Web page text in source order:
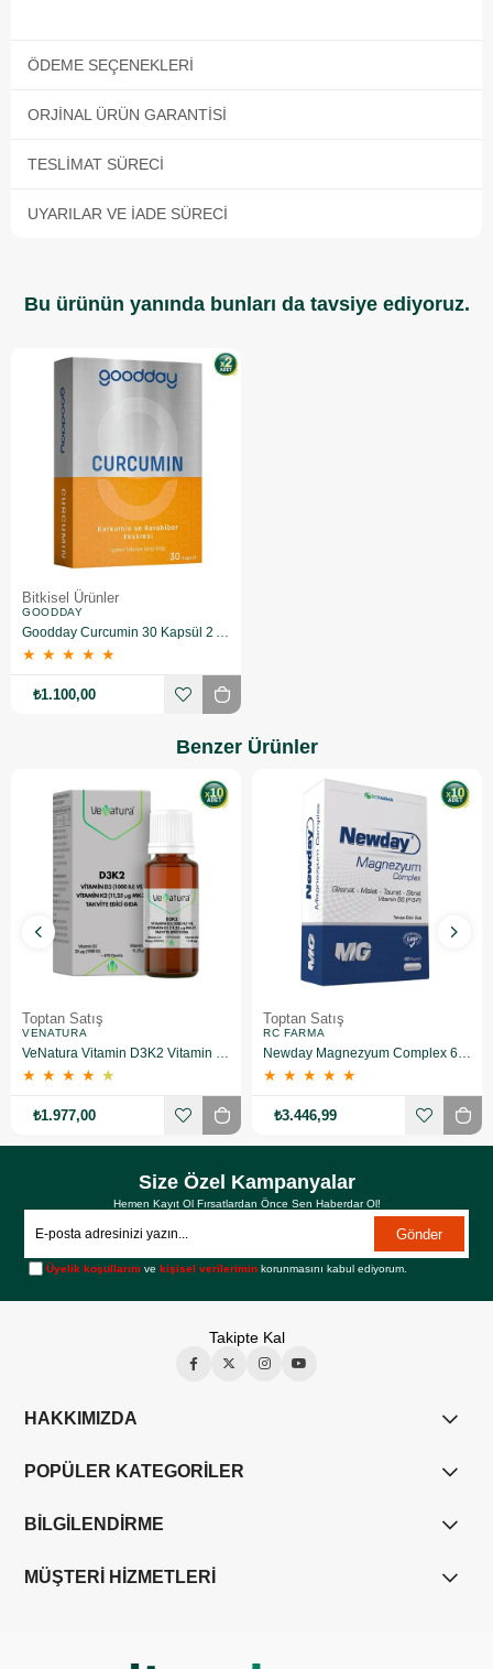
ÖDEME SEÇENEKLERI
ORJINAL ÜRÜN GARANTISI
TESLIMAT SÜRECI
UYARILAR VE İADE SÜRECI
Bu ürünün yanında bunları da tavsiye ediyoruz.
Bitkisel Ürünler
GOODDAY
Goodday Curcumin 30 Kapsül 2 Adet
★ ★ ★ ★ ★
₺1.100,00
Benzer Ürünler
Toptan Satış
VENATURA
VeNatura Vitamin D3K2 Vitamin Takviye Edici Gıda 10 Adet
★ ★ ★ ★ ★
₺1.977,00
Toptan Satış
RC FARMA
Newday Magnezyum Complex 60 Kapsül 10 Adet
★ ★ ★ ★ ★
₺3.446,99
Size Özel Kampanyalar
Hemen Kayıt Ol Fırsatlardan Önce Sen Haberdar Ol!
Gönder
Üyelik koşullarını vekişisel verilerimin korunmasını kabul ediyorum.
Takipte Kal
HAKKIMIZDA
POPÜLER KATEGORİLER
BİLGİLENDİRME
MÜŞTERİ HİZMETLERİ